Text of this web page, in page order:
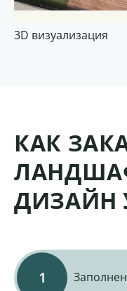
3D визуализация
КАК
ДИЗАЙН